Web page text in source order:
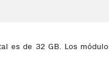
es de 32 GB. Los